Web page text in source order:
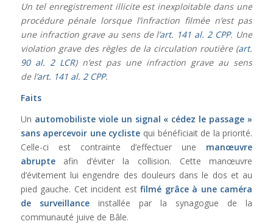
Un tel enregistrement illicite est inexploitable dans une
procédure pénale lorsque l’infraction filmée n’est pas
une infraction grave au sens de l’art. 141 al. 2 CPP. Une
violation grave des règles de la circulation routière (art.
90 al. 2 LCR) n’est pas une infraction grave au sens
de l’art. 141 al. 2 CPP.
Faits
Un automobiliste viole un signal « cédez le passage »
sans apercevoir une cycliste qui bénéficiait de la priorité.
Celle-ci est contrainte d’effectuer une manœuvre
abrupteafin d’éviter la collision. Cette manœuvre
d’évitement lui engendre des douleurs dans le dos et au
pied gauche. Cet incident estfilmé grâce à une caméra
de surveillanceinstallée par la synagogue de la
communauté juive de Bâle.